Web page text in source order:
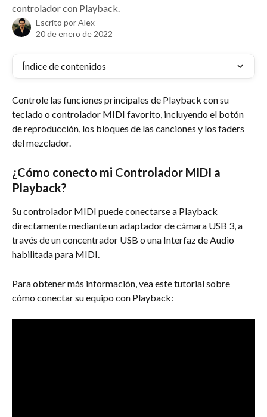
controlador con Playback.
Escrito porAlex
20 de enero de 2022
Índice de contenidos
Controle las funciones principales de Playback con su
teclado o controlador MIDI favorito, incluyendo el botón
de reproducción, los bloques de las canciones y los faders
del mezclador.
¿Cómo conecto mi Controlador MIDI a
Playback?
Su controlador MIDI puede conectarse a Playback
directamente mediante un adaptador de cámara USB 3, a
través de un concentrador USB o una Interfaz de Audio
habilitada para MIDI.
Para obtener más información, vea este tutorial sobre
cómo conectar su equipo con Playback: